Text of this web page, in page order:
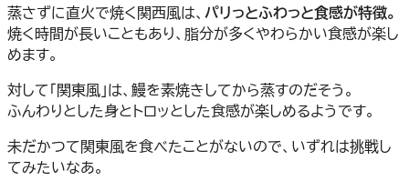
蒸さずに直火で焼く関西風は、 パリっとふわっと食感が特徴。
焼く時間が長いこともあり、脂分が多くやわらかい食感が楽し
めます。
対して「関東風」は、鰻を素焼きしてから蒸すのだそう。
ふんわりとした身とトロッとした食感が楽しめるようです。
未だかつて関東風を食べたことがないので、いずれは挑戦し
てみたいなあ。